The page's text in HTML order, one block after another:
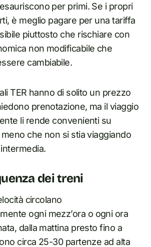
per primi. Se i propri
è meglio pagare per una tariffa
piuttosto che rischiare con
non modificabile che
cambiabile.
TER hanno di solito un prezzo
prenotazione, ma il viaggio
li rende convenienti su
che non si stia viaggiando
dei treni
circolano
ogni mezz’ora o ogni ora
dalla mattina presto fino a
circa 25-30 partenze ad alta